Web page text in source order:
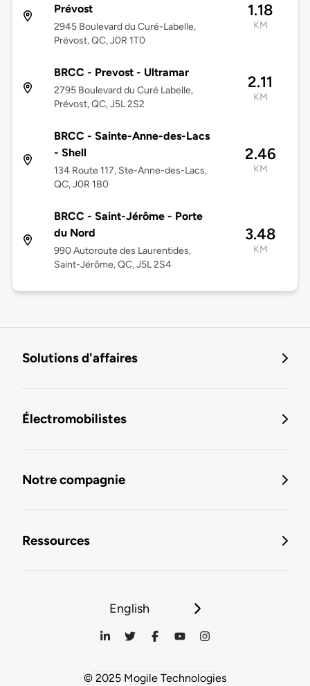
Prévost
2945 Boulevard du Curé-Labelle,
Prévost, QC, J0R 1T0
1.18
KM
BRCC - Prevost - Ultramar
2795 Boulevard du Curé Labelle,
Prévost, QC, J5L 2S2
2.11
KM
BRCC - Sainte-Anne-des-Lacs
- Shell
134 Route 117, Ste-Anne-des-Lacs,
QC, J0R 1B0
2.46
KM
BRCC - Saint-Jérôme - Porte
du Nord
990 Autoroute des Laurentides,
Saint-Jérôme, QC, J5L 2S4
3.48
KM
Solutions d'affaires
Électromobilistes
Notre compagnie
Ressources
English
© 2025 Mogile Technologies